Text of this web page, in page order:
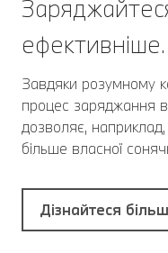
ефективніше.
Завдяки розумному
процес заряджання
дозволяє,
більше власної
Дізнайтеся